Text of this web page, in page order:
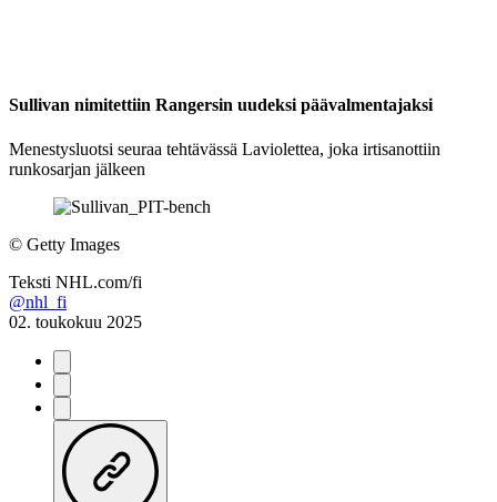
Sullivan nimitettiin Rangersin uudeksi päävalmentajaksi
Menestysluotsi seuraa tehtävässä Laviolettea, joka irtisanottiin
runkosarjan jälkeen
© Getty Images
Teksti NHL.com/fi
@nhl_fi
02. toukokuu 2025